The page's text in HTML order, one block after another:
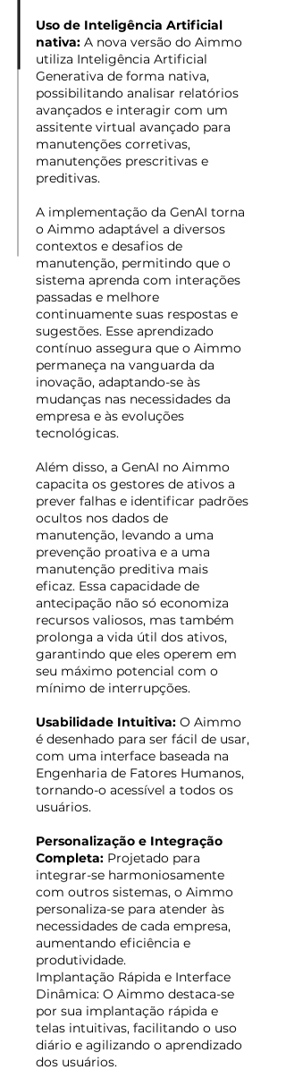
Uso de Inteligência Artificial
nativa: A nova versão do Aimmo
utiliza Inteligência Artificial
Generativa de forma nativa,
possibilitando analisar relatórios
avançados e interagir com um
assitente virtual avançado para
manutenções corretivas,
manutenções prescritivas e
preditivas.
A implementação da GenAI torna
o Aimmo adaptável a diversos
contextos e desafios de
manutenção, permitindo que o
sistema aprenda com interações
passadas e melhore
continuamente suas respostas e
sugestões. Esse aprendizado
contínuo assegura que o Aimmo
permaneça na vanguarda da
inovação, adaptando-se às
mudanças nas necessidades da
empresa e às evoluções
tecnológicas.
Além disso, a GenAI no Aimmo
capacita os gestores de ativos a
prever falhas e identificar padrões
ocultos nos dados de
manutenção, levando a uma
prevenção proativa e a uma
manutenção preditiva mais
eficaz. Essa capacidade de
antecipação não só economiza
recursos valiosos, mas também
prolonga a vida útil dos ativos,
garantindo que eles operem em
seu máximo potencial com o
mínimo de interrupções.
Usabilidade Intuitiva: O Aimmo
é desenhado para ser fácil de usar,
com uma interface baseada na
Engenharia de Fatores Humanos,
tornando-o acessível a todos os
usuários.
Personalização e Integração
Completa: Projetado para
integrar-se harmoniosamente
com outros sistemas, o Aimmo
personaliza-se para atender às
necessidades de cada empresa,
aumentando eficiência e
produtividade.
Implantação Rápida e Interface
Dinâmica: O Aimmo destaca-se
por sua implantação rápida e
telas intuitivas, facilitando o uso
diário e agilizando o aprendizado
dos usuários.